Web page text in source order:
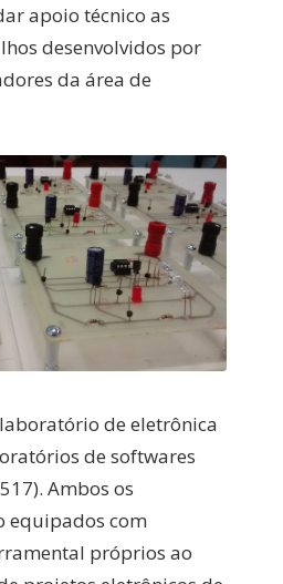
apoio técnico as
desenvolvidos por
da área de
de eletrônica
de softwares
Ambos os
equipados com
próprios ao